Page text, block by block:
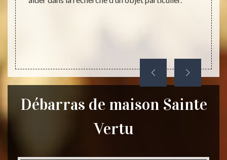
la
Débarras de maison Sainte
Vertu